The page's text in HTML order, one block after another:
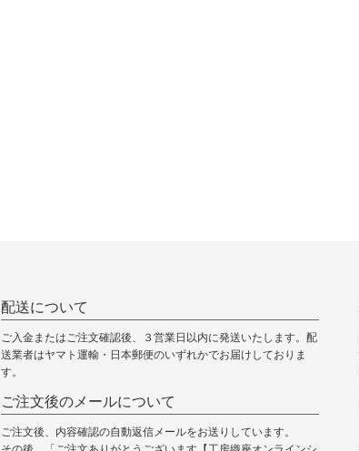
配送について
ご入金またはご注文確認後、３営業日以内に発送いたします。配
送業者はヤマト運輸・日本郵便のいずれかでお届けしておりま
す。
ご注文後のメールについて
ご注文後、内容確認の自動返信メールをお送りしています。